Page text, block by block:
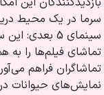
سرما در یک محیط
سینمای 5
تماشای فیلم‌ها را به
تماشاگران فراهم
نمایش‌های حیوانات